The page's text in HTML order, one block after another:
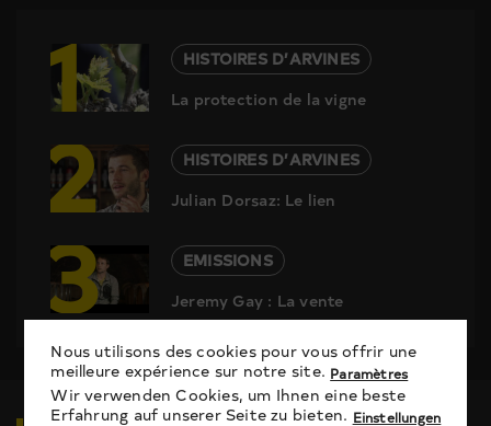
1
HISTOIRES D’ARVINES
La protection de la vigne
2
HISTOIRES D’ARVINES
Julian Dorsaz: Le lien
3
EMISSIONS
Jeremy Gay : La vente
Nous utilisons des cookies pour vous offrir une
meilleure expérience sur notre site. Paramètres
Wir verwenden Cookies, um Ihnen eine beste
Erfahrung auf unserer Seite zu bieten. Einstellungen